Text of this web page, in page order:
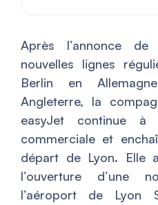
Après l’annonce
nouvelles lignes
Berlin en
Angleterre, la
easyJet continue
commerciale et
départ de Lyon. Elle
l’ouverture d’une
l’aéroport de Lyon